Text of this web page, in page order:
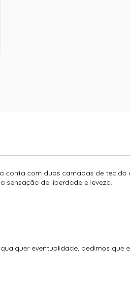
conta com duas camadas de tecido
sensação de liberdade e leveza.
eventualidade, pedimos que